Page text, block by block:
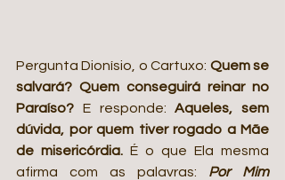
Pergunta Dionísio, o Cartuxo: Quem se
salvará? Quem conseguirá reinar no
Paraíso? E responde: Aqueles, sem
dúvida, por quem tiver rogado a Mãe
de misericórdia. É o que Ela mesma
afirma com as palavras: Por Mim